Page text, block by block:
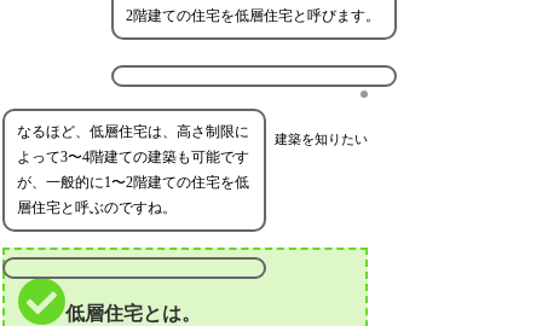
2階建ての住宅を低層住宅と呼びます。
建築を知りたい
なるほど、低層住宅は、高さ制限に
よって3〜4階建ての建築も可能です
が、一般的に1〜2階建ての住宅を低
層住宅と呼ぶのですね。
低層住宅とは。